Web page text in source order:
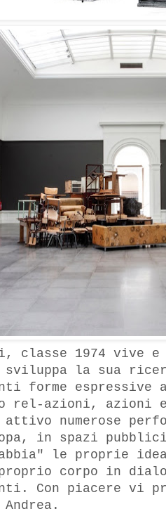
classe 1974
sviluppa la sua
forme
rel-azioni, azioni
numerose
in spazi
le proprie idea
corpo in
Con piacere vi